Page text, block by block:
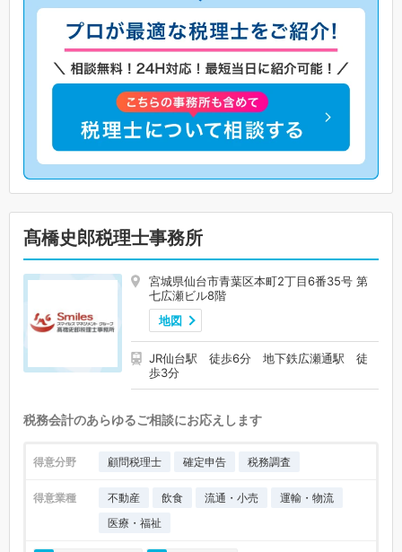
髙橋史郎税理士事務所
宮城県仙台市青葉区本町2丁目6番35号 第
七広瀬ビル8階
地図
JR仙台駅 徒歩6分 地下鉄広瀬通駅 徒
歩3分
税務会計のあらゆるご相談にお応えします
得意分野 顧問税理士 確定申告 税務調査
得意業種 不動産 飲食 流通・小売
運輸・物流
医療・福祉